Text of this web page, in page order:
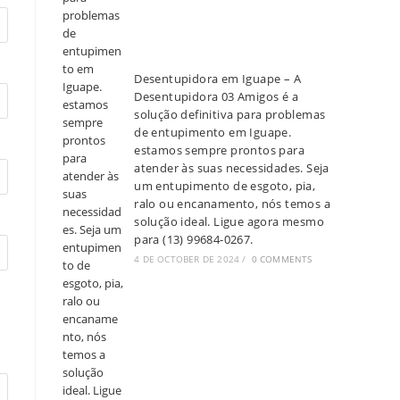
Desentupidora em Iguape – A
Desentupidora 03 Amigos é a
solução definitiva para problemas
de entupimento em Iguape.
estamos sempre prontos para
atender às suas necessidades. Seja
um entupimento de esgoto, pia,
ralo ou encanamento, nós temos a
solução ideal. Ligue agora mesmo
para (13) 99684-0267.
4 DE OCTOBER DE 2024 / 0 COMMENTS